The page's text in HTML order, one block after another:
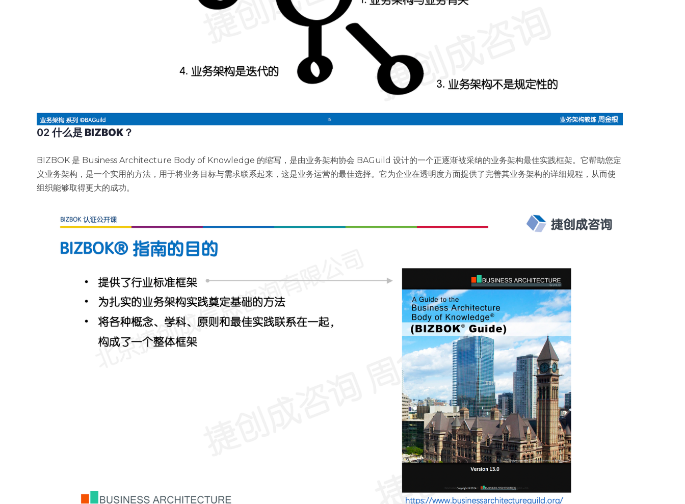
02什么是 BIZBOK？
BIZBOK 是 Business Architecture Body of Knowledge 的缩写，是由业务架构协会 BAGuild 设计的一个正逐渐被采纳的业务架构最佳实践框架。它帮助您定
义业务架构，是一个实用的方法，用于将业务目标与需求联系起来，这是业务运营的最佳选择。它为企业在透明度方面提供了完善其业务架构的详细规程，从而使
组织能够取得更大的成功。